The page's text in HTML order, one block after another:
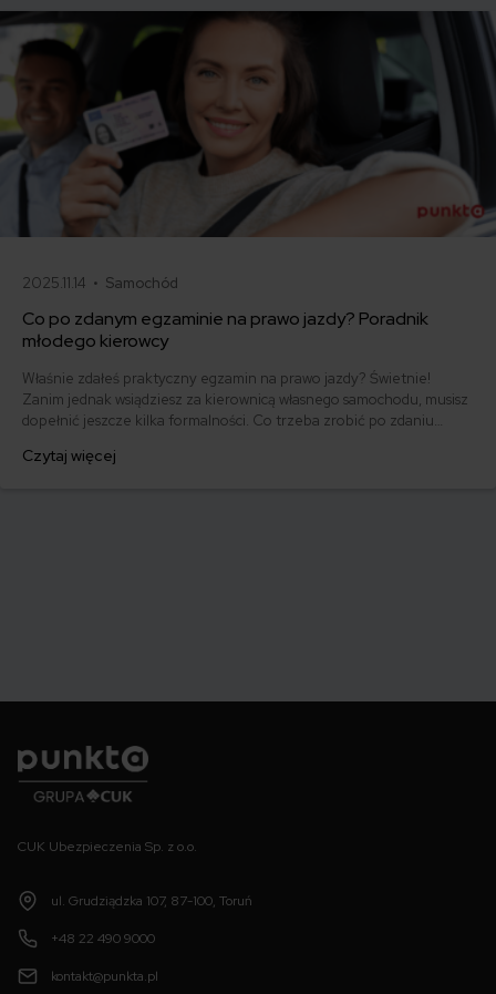
2025.11.14 • Samochód
Co po zdanym egzaminie na prawo jazdy? Poradnik
młodego kierowcy
Właśnie zdałeś praktyczny egzamin na prawo jazdy? Świetnie!
Zanim jednak wsiądziesz za kierownicą własnego samochodu, musisz
dopełnić jeszcze kilka formalności. Co trzeba zrobić po zdaniu
którym szybko załatwisz sprawy urzędowe i będziesz mógł prowadzić
Czytaj więcej
CUK Ubezpieczenia Sp. z o.o.
ul. Grudziądzka 107, 87-100, Toruń
+48 22 490 9000
kontakt@punkta.pl